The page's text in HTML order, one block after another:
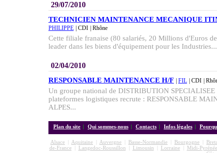
29/07/2010
TECHNICIEN MAINTENANCE MECANIQUE
PHILIPPE | CDI | Rhône
Cette filiale franaise (80 salariés, 20 Millions d'Euros
leader dans les biens d'équipement pour les Industries...
02/04/2010
RESPONSABLE MAINTENANCE H/F FIL | CDI |
Un groupe national de DISTRIBUTION SPECIALISEE
plateformes logistiques recrute : RESPONSABLE
ALPES...
Plan du site | Qui sommes-nous | Contacts | Infos légales |
Alsace Aquitaine Auvergne Basse-Normandie Bourgogne
de-France| Langedoc-Roussillon Limousin Lorraine|
Midi-